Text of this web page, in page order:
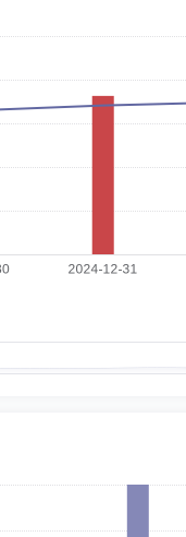
中共党员，硕士，自1996
、副总经理。2005年4月至
上海紫江（集团）有限公司